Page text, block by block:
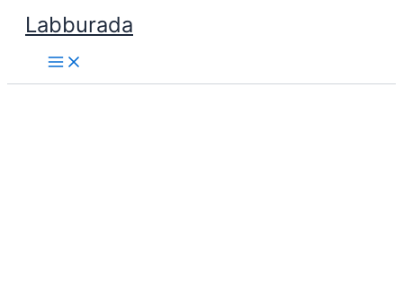
İçeriğe
atla
Labburada